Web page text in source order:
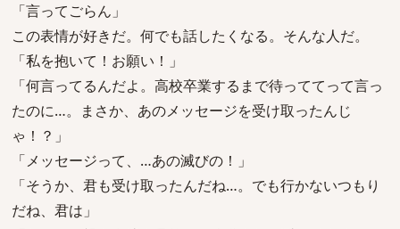
「言ってごらん」
この表情が好きだ。何でも話したくなる。そんな人だ。
「私を抱いて！お願い！」
「何言ってるんだよ。高校卒業するまで待っててって言っ
たのに…。まさか、あのメッセージを受け取ったんじ
ゃ！？」
「メッセージって、…あの滅びの！」
「そうか、君も受け取ったんだね…。でも行かないつもり
だね、君は」